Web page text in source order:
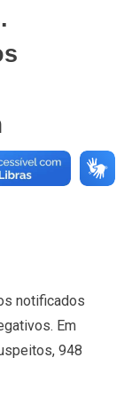
notificados
Em
948